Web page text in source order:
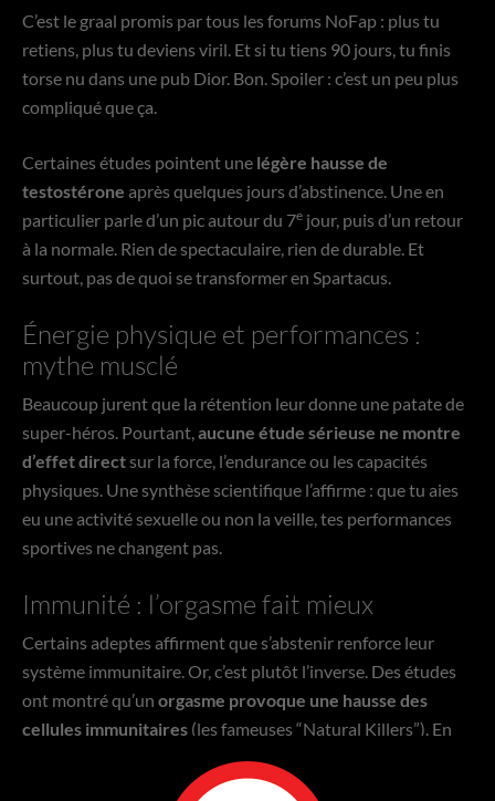
C’est le graal promis par tous les forums NoFap : plus tu
retiens, plus tu deviens viril. Et si tu tiens 90 jours, tu finis
torse nu dans une pub Dior. Bon. Spoiler : c’est un peu plus
compliqué que ça.
Certaines études pointent une légère hausse de
testostérone après quelques jours d’abstinence. Une en
particulier parle d’un pic autour du 7e jour, puis d’un retour
à la normale. Rien de spectaculaire, rien de durable. Et
surtout, pas de quoi se transformer en Spartacus.
Énergie physique et performances :
mythe musclé
Beaucoup jurent que la rétention leur donne une patate de
super-héros. Pourtant,aucune étude sérieuse ne montre
d’effet direct sur la force, l’endurance ou les capacités
physiques. Une synthèse scientifique l’affirme : que tu aies
eu une activité sexuelle ou non la veille, tes performances
sportives ne changent pas.
Immunité : l’orgasme fait mieux
Certains adeptes affirment que s’abstenir renforce leur
système immunitaire. Or, c’est plutôt l’inverse. Des études
ont montré qu’un orgasme provoque une hausse des
cellules immunitaires (les fameuses “Natural Killers”). En
éjaculer active les défenses